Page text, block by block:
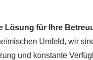
Lösung für Ihre
Umfeld, wir
und konstante